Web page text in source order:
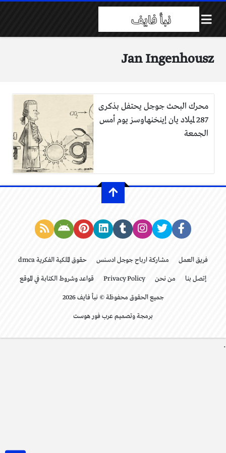
Jan Ingenhousz
محرك البحث جوجل يحتفل بذكرى
287 لميلاد يان إينخنهاوسز يوم أمس
الجمعة
فريق العمل مشاركة ارباح جوجل ادسنس حقوق الملكية الفكرية dmca
إتصل بنا من نحن Privacy Policy قواعد وشروط الكتابة في الموقع
جميع الحقوق محفوظة © نبأ فايف 2026
برمجة وتصميم عرب فور هوست
.